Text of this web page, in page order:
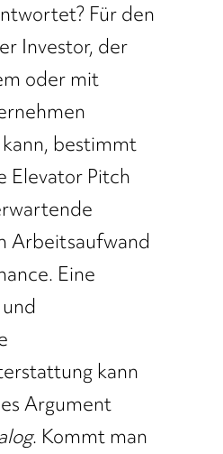
Für den
Investor, der
oder mit
bestimmt
Elevator Pitch
Arbeitsaufwand
Eine
kann
Argument
. Kommt man